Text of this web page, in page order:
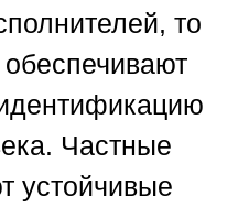
то
Частные
устойчивые